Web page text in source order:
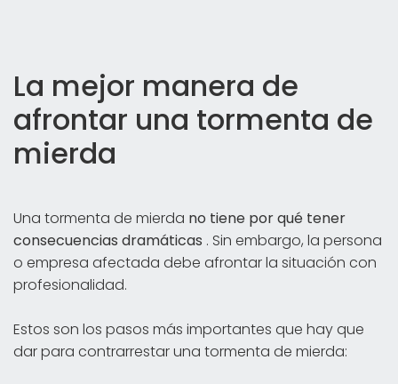
La mejor manera de
afrontar una tormenta de
mierda
Una tormenta de mierda no tiene por qué tener
consecuencias dramáticas . Sin embargo, la persona
o empresa afectada debe afrontar la situación con
profesionalidad.
Estos son los pasos más importantes que hay que
dar para contrarrestar una tormenta de mierda: